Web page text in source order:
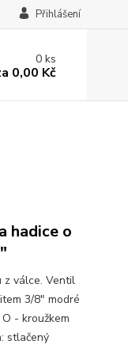
Přihlášení
0ks
0,00 Kč
hadice o
z válce. Ventil
3/8" modré
- kroužkem
stlačený